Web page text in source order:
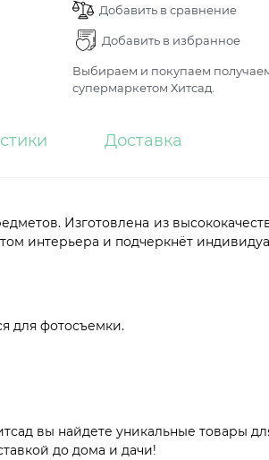
Добавить в сравнение
Добавить в избранное
Выбираем и покупаем
супермаркетом Хитсад.
Доставка
Изготовлена из
интерьера и подчеркнёт
для фотосъемки.
вы найдете уникальные товары
до дома и дачи!